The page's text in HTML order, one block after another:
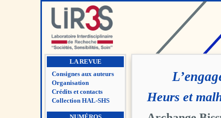
LA REVUE
Consignes aux auteurs
Organisation
Crédits et contacts
Collection HAL-SHS
Heurs et